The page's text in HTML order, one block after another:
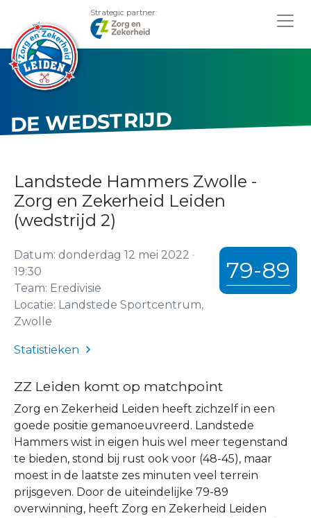
Strategic partner:
DE WEDSTRIJD
Landstede Hammers Zwolle -
Zorg en Zekerheid Leiden
(wedstrijd 2)
79-89
Datum: donderdag 12 mei 2022 ·
19:30
Team: Eredivisie
Locatie: Landstede Sportcentrum,
Zwolle
Statistieken
ZZ Leiden komt op matchpoint
Zorg en Zekerheid Leiden heeft zichzelf in een
goede positie gemanoeuvreerd. Landstede
Hammers wist in eigen huis wel meer tegenstand
te bieden, stond bij rust ook voor (48-45), maar
moest in de laatste zes minuten veel terrein
prijsgeven. Door de uiteindelijke 79-89
overwinning, heeft Zorg en Zekerheid Leiden